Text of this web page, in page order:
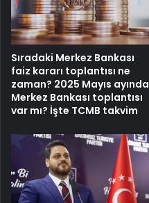
Sıradaki Merkez Bankası
faiz kararı toplantısı ne
zaman? 2025 Mayıs ayında
Merkez Bankası toplantısı
var mı? İşte TCMB takvim